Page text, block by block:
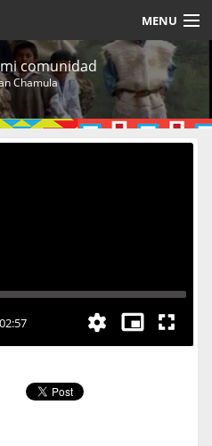
MENU
Sesión
comunidad
Chamula
02:57